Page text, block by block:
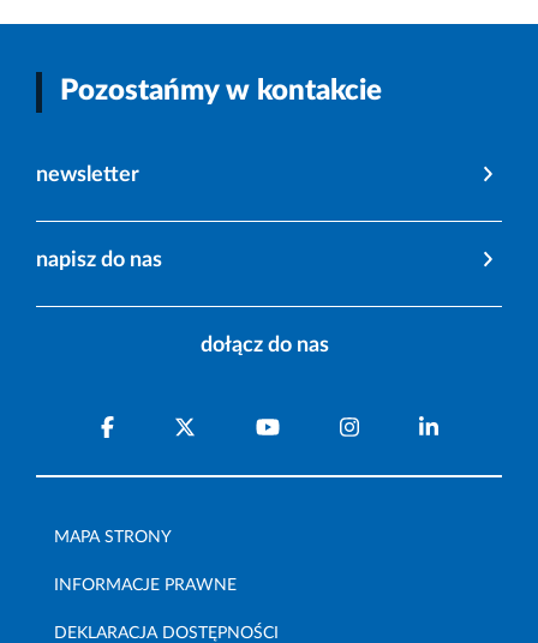
Pozostańmy w kontakcie
newsletter
napisz do nas
dołącz do nas
MAPA STRONY
INFORMACJE PRAWNE
DEKLARACJA DOSTĘPNOŚCI